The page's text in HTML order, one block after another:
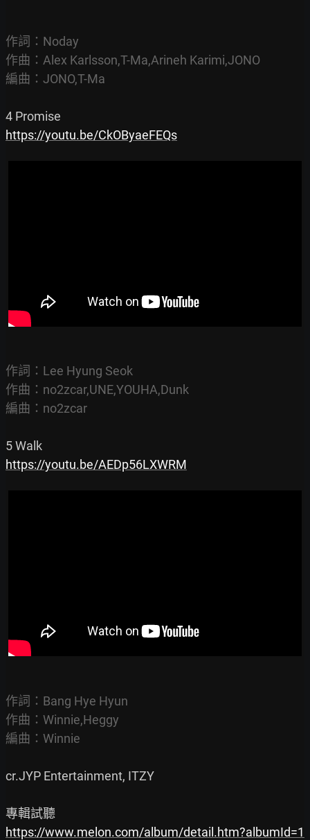
作詞：Noday
作曲：Alex Karlsson,T-Ma,Arineh Karimi,JONO
編曲：JONO,T-Ma
https://youtu.be/CkOByaeFEQs
作詞：Lee Hyung Seok
作曲：no2zcar,UNE,YOUHA,Dunk
編曲：no2zcar
https://youtu.be/AEDp56LXWRM
作詞：Bang Hye Hyun
作曲：Winnie,Heggy
編曲：Winnie
cr.JYP Entertainment, ITZY
https://www.melon.com/album/detail.htm?albumId=1